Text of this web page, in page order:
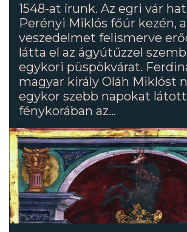
1548-at írunk. Az egri vár
Perényi Miklós főúr kezén,
veszedelmet felismerve
látta el az ágyútűzzel
egykori püspökvárat.
magyar király Oláh Miklóst
egykor szebb napokat
fénykorában az...